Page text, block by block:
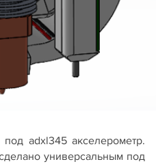
adxl345 акселерометр.
универсальным под